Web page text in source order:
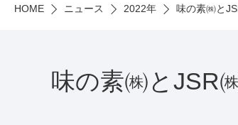
HOME ニュース 2022年 味の素㈱と
味の素㈱とJSR